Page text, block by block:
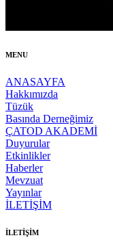
MENU
ANASAYFA
Hakkımızda
Tüzük
Basında Derneğimiz
ÇATOD AKADEMİ
Duyurular
Etkinlikler
Haberler
Mevzuat
Yayınlar
İLETİŞİM
İLETİŞİM